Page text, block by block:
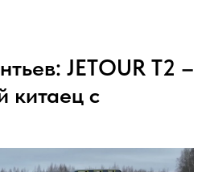
JETOUR T2 –
китаец с